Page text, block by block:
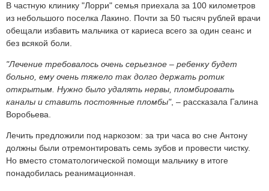
В частную клинику "Лорри" семья приехала за 100 километров
из небольшого поселка Лакино. Почти за 50 тысяч рублей врачи
обещали избавить мальчика от кариеса всего за один сеанс и
без всякой боли.
"Лечение требовалось очень серьезное – ребенку будет
больно, ему очень тяжело так долго держать ротик
открытым. Нужно было удалять нервы, пломбировать
каналы и ставить постоянные пломбы", – рассказала Галина
Воробьева.
Лечить предложили под наркозом: за три часа во сне Антону
должны были отремонтировать семь зубов и провести чистку.
Но вместо стоматологической помощи мальчику в итоге
понадобилась реанимационная.